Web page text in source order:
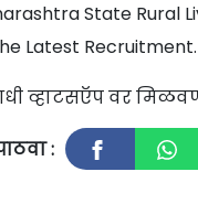
State Rural
Latest Recruitment.
व्हाटसऍप वर
: